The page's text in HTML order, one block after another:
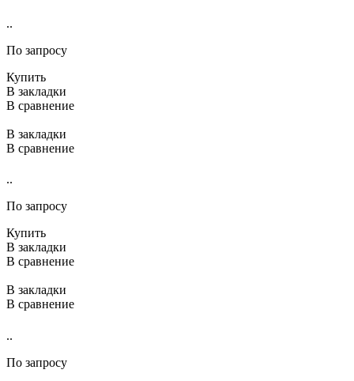
..
По запросу
Купить
В закладки
В сравнение
В закладки
В сравнение
..
По запросу
Купить
В закладки
В сравнение
В закладки
В сравнение
..
По запросу